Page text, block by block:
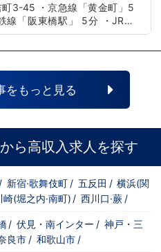
たらいいのか？を考えられる
方が当グループでは活躍の場
ます。他にも…・失敗しても諦
変えてチャレンジしたい！・
からダメという事は一切なく、
ビジョンの為にこうしたい！
！と強い意志を持ってる方に
ンスがある職場になっていま
る先輩方は、異業種から転職
圧倒的に多いです。「ちょっ
物像と自分は違うかも…？」
ると思います。ですが、よく
い。全てが当てはまる人の方
います。ココは自分にも当て
十分なんです。まずは応募し
、私たちの想いを説明させて
す。その話の中で共感できる
かだと思います。ご応募お待
プでは活躍の場を広げていま
…・失敗しても諦めない！・と
だけは負けない！・環境を変
など。接客業経験がないから
にこうしたい！こうなりたい！
持ってる方にも平等にチャン
になっています。その為、未
募も大歓迎です。今働いてる
す。「ちょっと求めてる人物
違うかも…？」と思う方もいる
。ですが、よく考えてくださ
てはまる人の方が少ないと思
は自分にも当てはまる！で十
まずは応募して、面接時にあ
聞かせてください。その後、
で共感できるか/出来ないかだ
。ご応募お待ちしておりま
「黄金町」5
をもっと見る
ら高収入求人を探す
/ 新宿·歌舞伎町 / 五反田 / 横浜(関
崎(堀之内·南町) / 西川口·蕨 /
/ 伏見・南インター / 神戸・三
良市 / 和歌山市 /